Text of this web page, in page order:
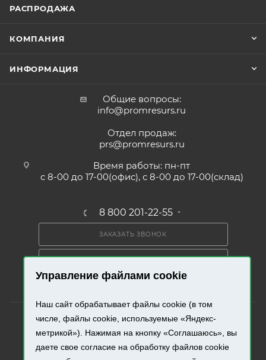
Управление файлами cookie
Наш сайт обрабатывает файлы cookie (в том
числе, файлы cookie, используемые «Яндекс-
метрикой»). Нажимая на кнопку «Соглашаюсь», вы
даете свое согласие на обработку файлов cookie
РАСПРОДАЖА
КОМПАНИЯ
ИНФОРМАЦИЯ
Общие вопросы:
info@promresurs.ru
Отдел продаж:
prs@promresurs.ru
Время работы: пн-пт
с 8-00 до 17-00(офис), с 8-00 до 17-00(склад)
8 800 201-22-55
ЗАКАЗАТЬ ЗВОНОК
2026 © «Промресурс». Все права защищены.